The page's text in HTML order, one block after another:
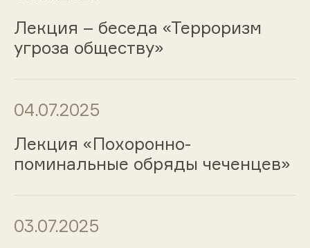
Лекция – беседа «Терроризм
угроза обществу»
04.07.2025
Лекция «Похоронно-
поминальные обряды чеченцев»
03.07.2025